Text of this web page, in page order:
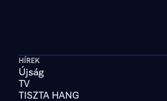
HÍREK
Újság
TV
TISZTA HANG